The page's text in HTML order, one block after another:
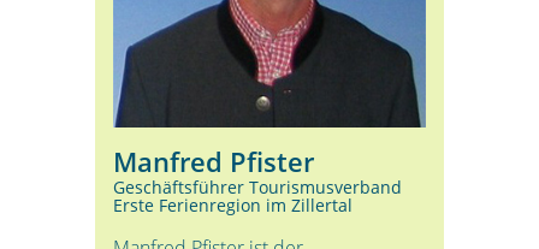
Manfred Pfister
Geschäftsführer Tourismusverband
Erste Ferienregion im Zillertal